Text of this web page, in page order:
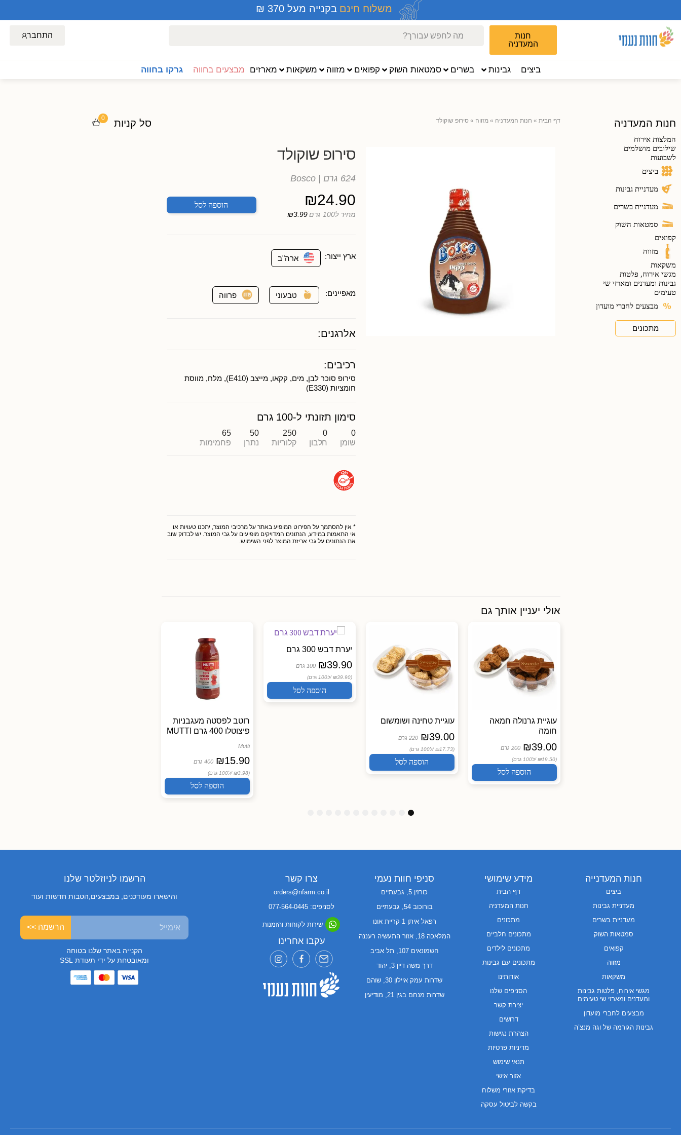
משלוח חינם בקנייה מעל 370 ₪
חנות
המעדניה
התחבר
ביצים גבינות בשרים סמטאות השוק קפואים מזווה משקאות מארזים מבצעים בחווה גרקו בחווה
חנות המעדניה
המלצות אירוח
שילובים מושלמים
לשבועות
ביצים
מעדניית גבינות
מעדניית בשרים
סמטאות השוק
קפואים
מזווה
משקאות
מגשי אירוח, פלטות
גבינות ומעדנים ומארזי שי
טעימים
מבצעים לחברי מועדון
מתכונים
דף הבית » חנות המעדניה »מזווה » סירופ שוקולד
סירופ שוקולד
624 גרם
₪24.90
מחיר ל100 גרם ₪3.99
הוספה לסל
ארץ ייצור: ארה"ב
מאפיינים: טבעוני פרווה
אלרגנים:
רכיבים:
סירופ סוכר לבן, מים, קקאו, מייצב (E410), מלח, מווסת
חומציות (E330)
סימון תזונתי ל-100 גרם
0
שומן
0
חלבון
250
קלוריות
50
נתרן
65
פחמימות
* אין להסתמך על הפירוט המופיע באתר על מרכיבי המוצר, יתכנו טעויות או
אי התאמות במידע, הנתונים המדויקים מופיעים על גבי המוצר. יש לבדוק שוב
את הנתונים על גבי אריזת המוצר לפני השימוש.
אולי יעניין אותך גם
עוגיית גרנולה חמאה
חומה
₪39.00 200 גרם
(₪19.50 / ל100 גרם)
הוספה לסל
עוגיית טחינה ושומשום
₪39.00 220 גרם
(₪17.73 / ל100 גרם)
הוספה לסל
יערת דבש 300 גרם
₪39.90 100 גרם
(₪39.90 / ל100 גרם)
הוספה לסל
רוטב לפסטה מעגבניות
פיצוטלו 400 גרם MUTTI
Mutti
₪15.90 400 גרם
(₪3.98 / ל100 גרם)
הוספה לסל
סל קניות 0
חנות המעדנייה
ביצים
מעדניית גבינות
מעדניית בשרים
סמטאות השוק
קפואים
מזווה
משקאות
מגשי אירוח, פלטות גבינות
ומעדנים ומארזי שי טעימים
מבצעים לחברי מועדון
גבינות הגורמה של וגה מנצ’ה
מידע שימושי
דף הבית
חנות המעדניה
מתכונים
מתכונים חלביים
מתכונים לילדים
מתכונים עם גבינות
אודותינו
הסניפים שלנו
יצירת קשר
דרושים
הצהרת נגישות
מדיניות פרטיות
תנאי שימוש
אזור אישי
בדיקת אזורי משלוח
בקשה לביטול עסקה
סניפי חוות נעמי
כורזין 5, גבעתיים
בורוכוב 54, גבעתיים
רפאל איתן 1 קריית אונו
המלאכה 18, אזור התעשיה רעננה
חשמונאים 107, תל אביב
דרך משה דיין 3, יהוד
שדרות עמק איילון 30, שוהם
שדרות מנחם בגין 21, מודיעין
צרו קשר
orders@nfarm.co.il
לסניפים: 077-564-0445
שירות לקוחות והזמנות
עקבו אחרינו
הרשמו לניוזלטר שלנו
והישארו מעודכנים, במבצעים,הטבות חדשות ועוד
הרשמה >>
הקנייה באתר שלנו בטוחה
ומאובטחת על ידי תעודת SSL